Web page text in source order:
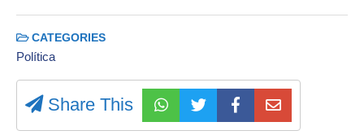
CATEGORIES
Política
Share This